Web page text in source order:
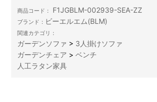
商品コード： F1JGBLM-002939-SEA-ZZ
ブランド： ビーエルエム(BLM)
関連カテゴリ：
ガーデンソファ > 3人掛けソファ
ガーデンチェア >ベンチ
人工ラタン家具